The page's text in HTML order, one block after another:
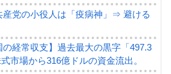
産党の小役人は「疫病神」⇒ 避ける
の経常収支】過去最大の黒字「497.3
市場から316億ドルの資金流出。